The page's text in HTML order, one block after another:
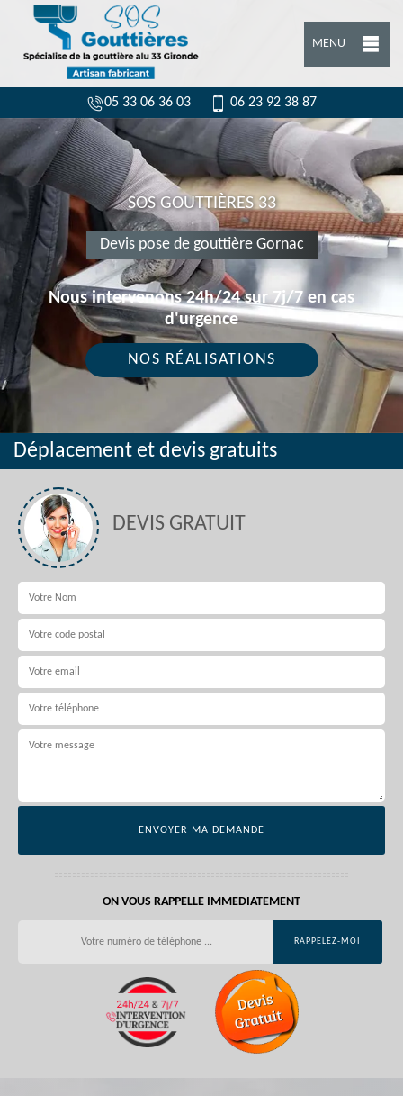
MENU
05 33 06 36 03 06 23 92 38 87
SOS GOUTTIÈRES 33
Devis pose de gouttière Gornac
Nous intervenons 24h/24 sur 7j/7 en cas
d'urgence
NOS RÉALISATIONS
Déplacement et devis gratuits
DEVIS GRATUIT
ON VOUS RAPPELLE IMMEDIATEMENT